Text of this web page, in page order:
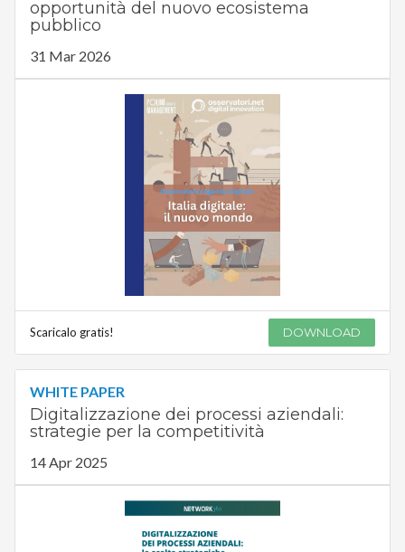
opportunità del nuovo ecosistema
pubblico
31 Mar 2026
Scaricalo gratis! DOWNLOAD
WHITE PAPER
Digitalizzazione dei processi aziendali:
strategie per la competitività
14 Apr 2025